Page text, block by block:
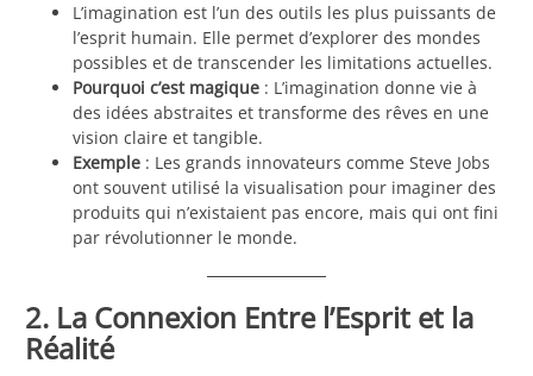
L’imagination est l’un des outils les plus puissants de
l’esprit humain. Elle permet d’explorer des mondes
possibles et de transcender les limitations actuelles.
Pourquoi c’est magique : L’imagination donne vie à
des idées abstraites et transforme des rêves en une
vision claire et tangible.
Exemple : Les grands innovateurs comme Steve Jobs
ont souvent utilisé la visualisation pour imaginer des
produits qui n’existaient pas encore, mais qui ont fini
par révolutionner le monde.
2. La Connexion Entre l’Esprit et la
Réalité